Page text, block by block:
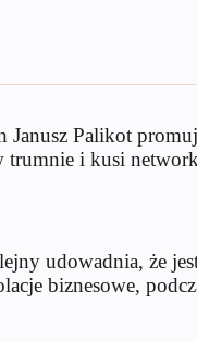
Palikot
i kusi
udowadnia, że
biznesowe,